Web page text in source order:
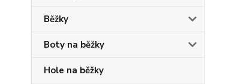
Běžky
Boty na běžky
Hole na běžky